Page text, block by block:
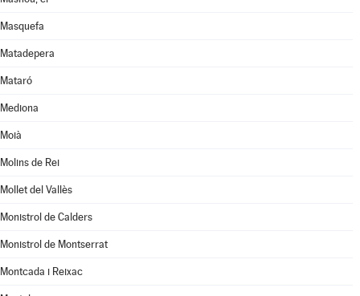
Masquefa
Matadepera
Mataró
Mediona
Moià
Molins de Rei
Mollet del Vallès
Monistrol de Calders
Monistrol de Montserrat
Montcada i Reixac